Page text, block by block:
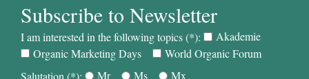
Subscribe to Newsletter
I am interested in the following topics (*):
Akademie
Organic Marketing Days
World Organic Forum
Salutation (*):
Mr Ms Mx